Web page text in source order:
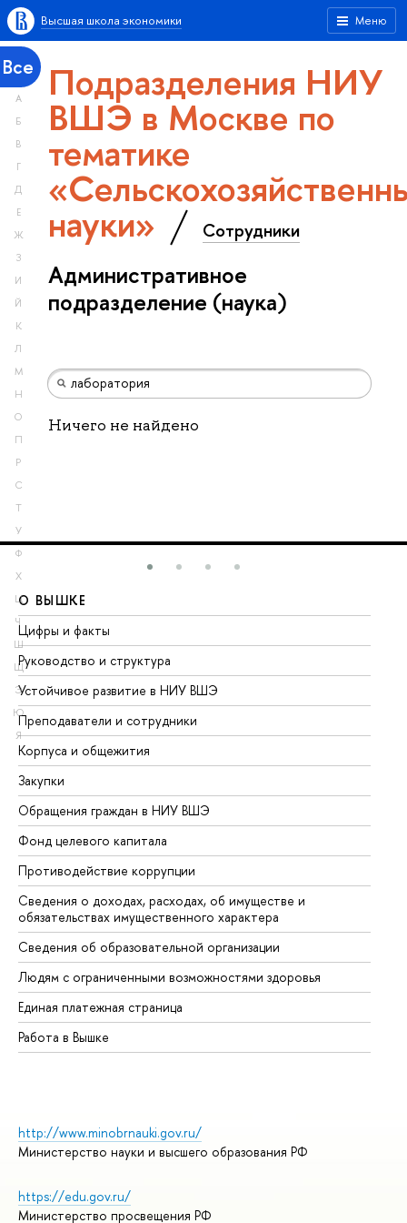
Меню
Высшая школа экономики
Все
А
Б
В
Г
Д
Е
Ж
З
И
Й
К
Л
М
Н
О
П
Р
С
Т
У
Ф
Х
Ц
Ч
Ш
Щ
Э
Ю
Я
Подразделения НИУ
ВШЭ в Москве по
тематике
науки» Сотрудники
Административное
подразделение (наука)
Ничего не найдено
О ВЫШКЕ
Цифры и факты
Руководство и структура
Устойчивое развитие в НИУ ВШЭ
Преподаватели и сотрудники
Корпуса и общежития
Закупки
Обращения граждан в НИУ ВШЭ
Фонд целевого капитала
Противодействие коррупции
Сведения о доходах, расходах, об имуществе и
обязательствах имущественного характера
Сведения об образовательной организации
Людям с ограниченными возможностями здоровья
Единая платежная страница
Работа в Вышке
http://www.minobrnauki.gov.ru/
Министерство науки и высшего образования РФ
https://edu.gov.ru/
Министерство просвещения РФ